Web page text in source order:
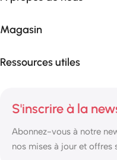
Magasin
Ressources utiles
S'inscrire à la
Abonnez-vous à notre
nos mises à jour et offres